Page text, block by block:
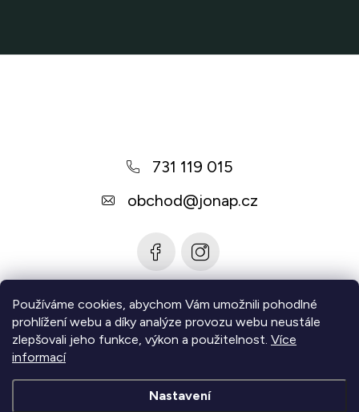
Používáme cookies, abychom Vám umožnili pohodlné
prohlížení webu a díky analýze provozu webu neustále
zlepšovali jeho funkce, výkon a použitelnost. Více
informací
Nastavení
731 119 015
obchod@jonap.cz
Informace pro vás
Zjistěte více